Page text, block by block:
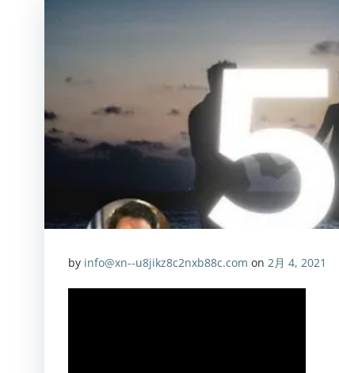
by info@xn--u8jikz8c2nxb88c.com on 2月 4, 2021